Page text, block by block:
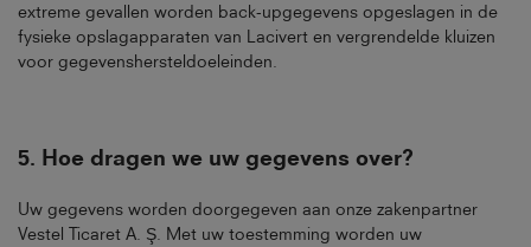
extreme gevallen worden back-upgegevens opgeslagen in de
fysieke opslagapparaten van Lacivert en vergrendelde kluizen
voor gegevenshersteldoeleinden.
5. Hoe dragen we uw gegevens over?
Uw gegevens worden doorgegeven aan onze zakenpartner
Vestel Ticaret A. Ş. Met uw toestemming worden uw